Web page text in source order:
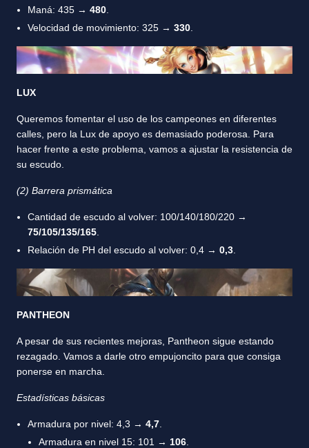
Maná: 435 → 480
Velocidad de movimiento: 325 → 330
LUX
Queremos fomentar el uso de los campeones en diferentes
calles, pero la Lux de apoyo es demasiado poderosa. Para
hacer frente a este problema, vamos a ajustar la resistencia de
su escudo.
(2) Barrera prismática
Cantidad de escudo al volver: 100/140/180/220 →
75/105/135/165
Relación de PH del escudo al volver: 0,4 → 0,3
PANTHEON
A pesar de sus recientes mejoras, Pantheon sigue estando
rezagado. Vamos a darle otro empujoncito para que consiga
ponerse en marcha.
Estadísticas básicas
Armadura por nivel: 4,3 → 4,7
Armadura en nivel 15: 101 → 106